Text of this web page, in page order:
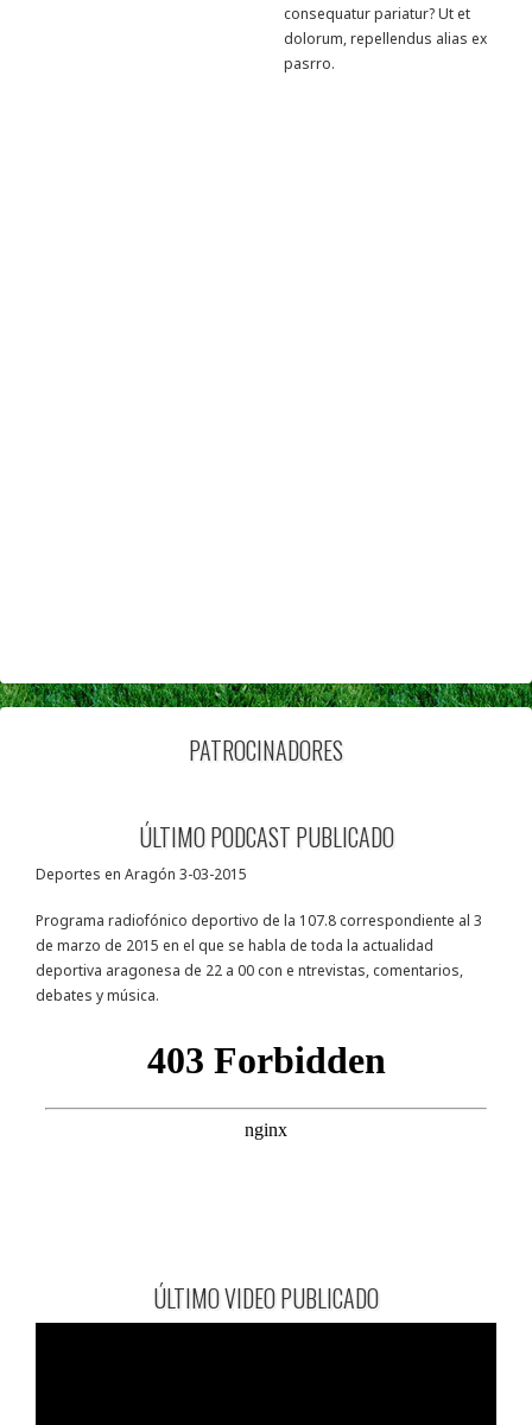
consequatur pariatur? Ut et
dolorum, repellendus alias ex
pasrro.
PATROCINADORES
ÚLTIMO PODCAST PUBLICADO
Deportes en Aragón 3-03-2015
Programa radiofónico deportivo de la 107.8 correspondiente al 3
de marzo de 2015 en el que se habla de toda la actualidad
deportiva aragonesa de 22 a 00 con e ntrevistas, comentarios,
debates y música.
ÚLTIMO VIDEO PUBLICADO